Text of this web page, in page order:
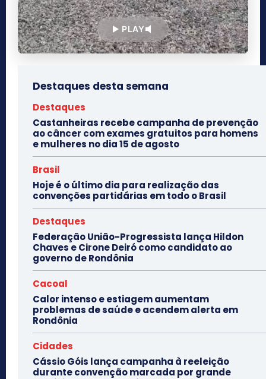
PLAY
Destaques desta semana
Destaques
Castanheiras recebe campanha de prevenção
ao câncer com exames gratuitos para homens
e mulheres no dia 15 de agosto
Brasil
Hoje é o último dia para realização das
convenções partidárias em todo o Brasil
Destaques
Federação União-Progressista lança Hildon
Chaves e Cirone Deiró como candidato ao
governo de Rondônia
Cacoal
Calor intenso e estiagem aumentam
problemas de saúde e acendem alerta em
Rondônia
Cidades
Cássio Góis lança campanha à reeleição
durante convenção marcada por grande